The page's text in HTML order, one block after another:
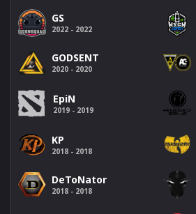
GS
2022 - 2022
GODSENT
2020 - 2020
EpiN
2019 - 2019
KP
2018 - 2018
DeToNator
2018 - 2018